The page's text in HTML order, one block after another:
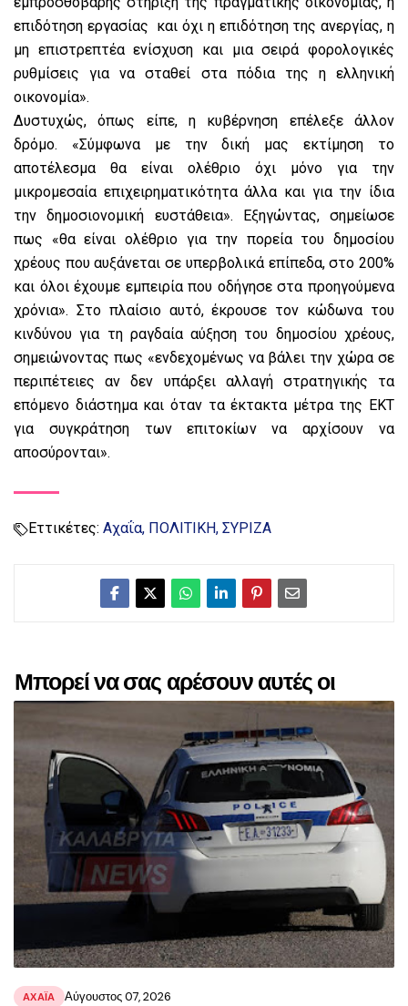
επιδότηση εργασίας και όχι η επιδότηση της ανεργίας, η
μη επιστρεπτέα ενίσχυση και μια σειρά φορολογικές
ρυθμίσεις για να σταθεί στα πόδια της η ελληνική
οικονομία».
Δυστυχώς, όπως είπε, η κυβέρνηση επέλεξε άλλον
δρόμο. «Σύμφωνα με την δική μας εκτίμηση το
αποτέλεσμα θα είναι ολέθριο όχι μόνο για την
μικρομεσαία επιχειρηματικότητα άλλα και για την ίδια
την δημοσιονομική ευστάθεια». Εξηγώντας, σημείωσε
πως «θα είναι ολέθριο για την πορεία του δημοσίου
χρέους που αυξάνεται σε υπερβολικά επίπεδα, στο 200%
και όλοι έχουμε εμπειρία που οδήγησε στα προηγούμενα
χρόνια». Στο πλαίσιο αυτό, έκρουσε τον κώδωνα του
κινδύνου για τη ραγδαία αύξηση του δημοσίου χρέους,
σημειώνοντας πως «ενδεχομένως να βάλει την χώρα σε
περιπέτειες αν δεν υπάρξει αλλαγή στρατηγικής τα
επόμενο διάστημα και όταν τα έκτακτα μέτρα της ΕΚΤ
για συγκράτηση των επιτοκίων να αρχίσουν να
αποσύρονται».
Εττικέτες: Αχαΐα ΠΟΛΙΤΙΚΗ ΣΥΡΙΖΑ
Μπορεί να σας αρέσουν αυτές οι
αναρτήσεις
ΑΧΑΪ́Α Αύγουστος 07, 2026